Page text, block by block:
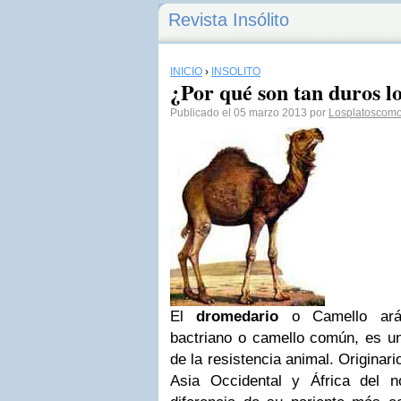
Revista Insólito
INICIO › INSÓLITO
¿Por qué son tan duros
Publicado el 05 marzo 2013 por
Eldromedario o Camello
bactriano o camello común, es
de la resistencia animal.
Asia Occidental y África del